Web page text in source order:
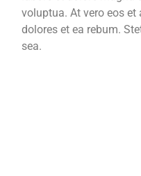
voluptua. At vero eos
dolores et ea rebum.
sea.